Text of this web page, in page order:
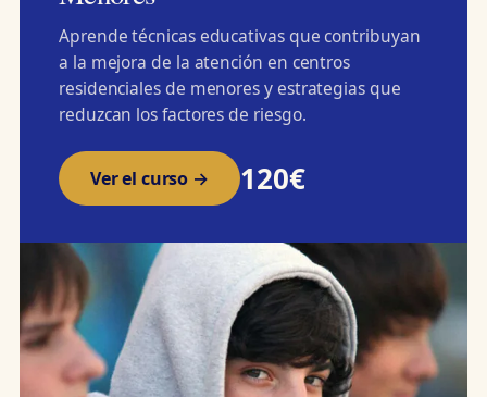
Aprende técnicas educativas que contribuyan
a la mejora de la atención en centros
residenciales de menores y estrategias que
reduzcan los factores de riesgo.
Ver el curso → 120€